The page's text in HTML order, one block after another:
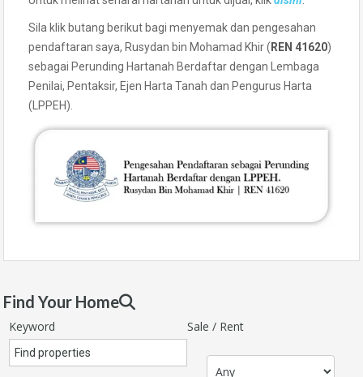
Sila klik butang berikut bagi menyemak dan pengesahan
pendaftaran saya, Rusydan bin Mohamad Khir ( REN 41620)
sebagai Perunding Hartanah Berdaftar dengan Lembaga
Penilai, Pentaksir, Ejen Harta Tanah dan Pengurus Harta
(LPPEH).
Find Your Home
Keyword Sale / Rent